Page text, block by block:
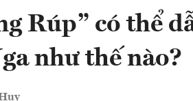
Rúp” có thể
như thế nào?